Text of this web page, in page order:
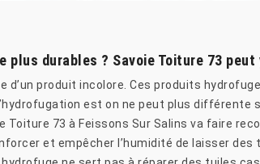
durables ? Savoie Toiture 73
produit incolore. Ces produits
est on ne peut plus différente
73 à Feissons Sur Salins va faire
et empêcher l’humidité de laisser des